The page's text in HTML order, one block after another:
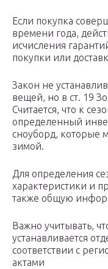
Если покупка
времени года,
исчисления
покупки или
Закон не
вещей, но в ст. 19
Считается, что к
определенный
сноуборд, которые
зимой.
Для определения
характеристики и
также общую
Важно учитывать,
устанавливается
соответствии с
актами